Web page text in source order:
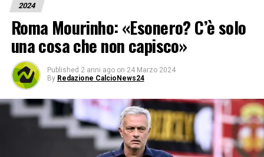
2024
Roma Mourinho: «Esonero? C’è solo
una cosa che non capisco»
Published 2 anni ago on 24 Marzo 2024
By Redazione CalcioNews24